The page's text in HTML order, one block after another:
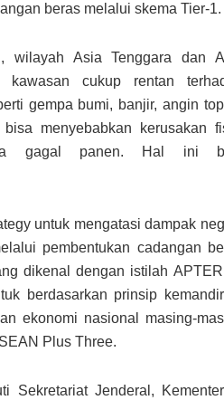
beras melalui skema Tier-1.
wilayah Asia Tenggara dan
kawasan cukup rentan
gempa bumi, banjir, angin
menyebabkan kerusakan
gagal panen. Hal ini
untuk mengatasi dampak
pembentukan cadangan
dikenal dengan istilah
berdasarkan prinsip
ekonomi nasional masing-
Plus Three.
Sekretariat Jenderal,